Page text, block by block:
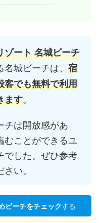
ゾート 名城ビーチ
城ビーチは、 宿
客でも無料で利用
ます。
チは開放感があ
むことができるユ
でした。ぜひ参考
い。
ビーチをチェックする